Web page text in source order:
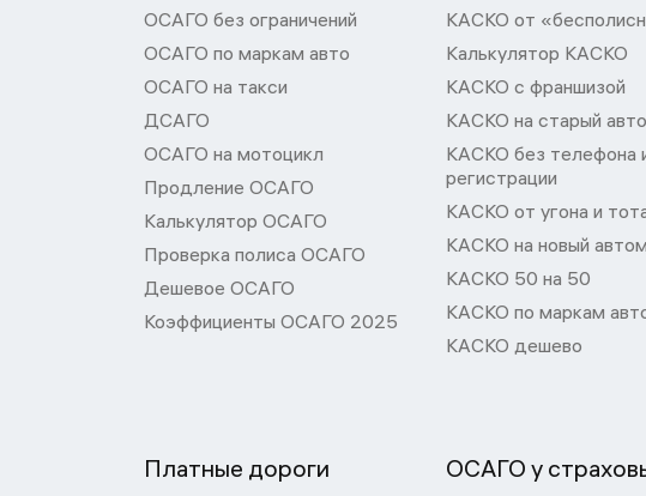
ОСАГО без ограничений
ОСАГО по маркам авто
ОСАГО на такси
ДСАГО
ОСАГО на мотоцикл
Продление ОСАГО
Калькулятор ОСАГО
Проверка полиса ОСАГО
Дешевое ОСАГО
Коэффициенты ОСАГО 2025
КАСКО от
Калькулятор КАСКО
КАСКО с франшизой
КАСКО на старый
КАСКО без телефона
регистрации
КАСКО от угона и
КАСКО на новый
КАСКО 50 на 50
КАСКО по маркам
КАСКО дешево
Платные дороги ОСАГО у